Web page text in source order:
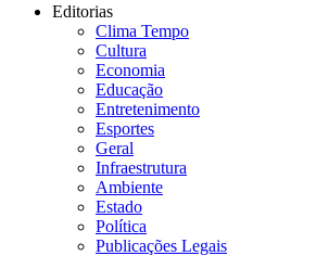
Editorias
Clima Tempo
Cultura
Economia
Educação
Entretenimento
Esportes
Geral
Infraestrutura
Ambiente
Estado
Política
Publicações Legais